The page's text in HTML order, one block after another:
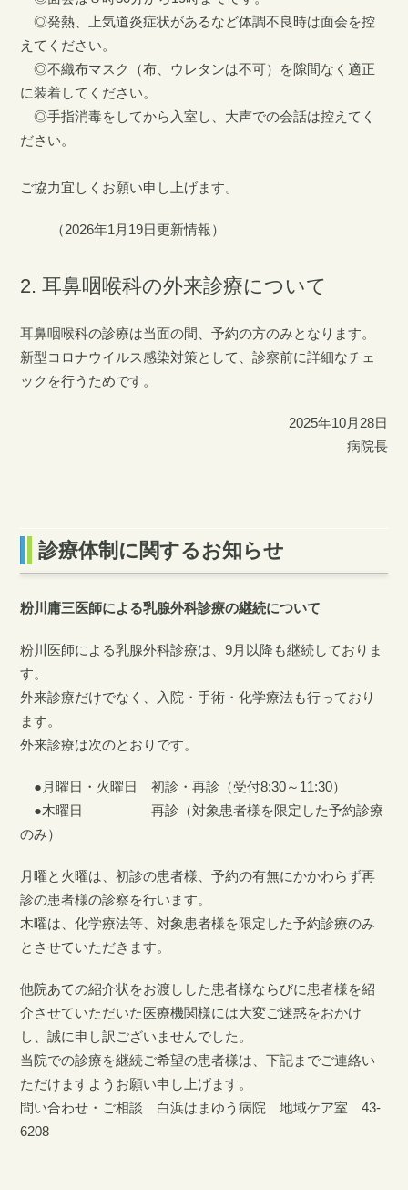
2025/09/25
2024年度の病院指標を公開しました
2025/08/29
粉川庸三医師による乳腺外科診療の継続について
2025/08/18
臨床検査技師募集情報を更新しました
病院長ご挨拶 更新しました
2025/06/09
経理事務員募集情報を更新しました
2025/03/05
リハビリテーションスタッフ募集情報を掲載しました
2023/02/27
リハビリテーション科の紹介ページを公開しました
2021/05/11
脳神経内科の紹介ページを公開しました
2019/12/26
2018/03/15
NCD（National Clinical Database）への参加についての
◎発熱、上気道炎症状があるなど体調不良時は面会を控
えてください。
◎不織布マスク（布、ウレタンは不可）を隙間なく適正
に装着してください。
◎手指消毒をしてから入室し、大声での会話は控えてく
ださい。
ご協力宜しくお願い申し上げます。
（2026年1月19日更新情報）
2. 耳鼻咽喉科の外来診療について
耳鼻咽喉科の診療は当面の間、予約の方のみとなります。
新型コロナウイルス感染対策として、診察前に詳細なチェ
ックを行うためです。
2025年10月28日
病院長
診療体制に関するお知らせ
粉川庸三医師による乳腺外科診療の継続について
粉川医師による乳腺外科診療は、9月以降も継続しておりま
す。
外来診療だけでなく、入院・手術・化学療法も行っており
ます。
外来診療は次のとおりです。
●月曜日・火曜日 初診・再診（受付8:30～11:30）
●木曜日 再診（対象患者様を限定した予約診療
のみ）
月曜と火曜は、初診の患者様、予約の有無にかかわらず再
診の患者様の診察を行います。
木曜は、化学療法等、対象患者様を限定した予約診療のみ
とさせていただきます。
他院あての紹介状をお渡しした患者様ならびに患者様を紹
介させていただいた医療機関様には大変ご迷惑をおかけ
し、誠に申し訳ございませんでした。
当院での診療を継続ご希望の患者様は、下記までご連絡い
ただけますようお願い申し上げます。
問い合わせ・ご相談 白浜はまゆう病院 地域ケア室 43-
6208